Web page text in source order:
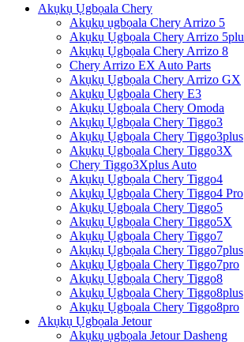
Akụkụ Ụgbọala Chery
Akụkụ ụgbọala Chery Arrizo 5
Akụkụ Ụgbọala Chery Arrizo
Akụkụ Ụgbọala Chery Arrizo 8
Chery Arrizo EX Auto Parts
Akụkụ Ụgbọala Chery Arrizo GX
Akụkụ Ụgbọala Chery E3
Akụkụ Ụgbọala Chery Omoda
Akụkụ Ụgbọala Chery Tiggo3
Akụkụ Ụgbọala Chery Tiggo3plus
Akụkụ Ụgbọala Chery Tiggo3X
Chery Tiggo3Xplus Auto
Akụkụ Ụgbọala Chery Tiggo4
Akụkụ Ụgbọala Chery Tiggo4 Pro
Akụkụ Ụgbọala Chery Tiggo5
Akụkụ Ụgbọala Chery Tiggo5X
Akụkụ Ụgbọala Chery Tiggo7
Akụkụ Ụgbọala Chery Tiggo7plus
Akụkụ Ụgbọala Chery Tiggo7pro
Akụkụ Ụgbọala Chery Tiggo8
Akụkụ Ụgbọala Chery Tiggo8plus
Akụkụ Ụgbọala Chery Tiggo8pro
Akụkụ Ụgbọala Jetour
Akụkụ ụgbọala Jetour Dasheng